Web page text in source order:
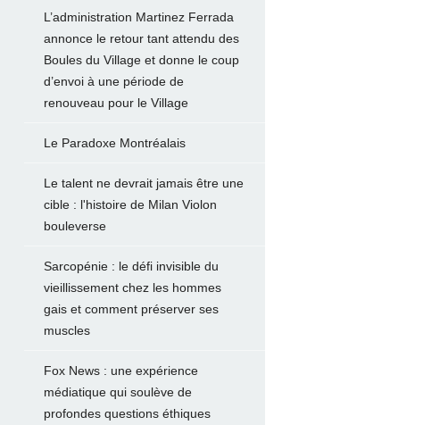
L’administration Martinez Ferrada
annonce le retour tant attendu des
Boules du Village et donne le coup
d’envoi à une période de
renouveau pour le Village
Le Paradoxe Montréalais
Le talent ne devrait jamais être une
cible : l'histoire de Milan Violon
bouleverse
Sarcopénie : le défi invisible du
vieillissement chez les hommes
gais et comment préserver ses
muscles
Fox News : une expérience
médiatique qui soulève de
profondes questions éthiques